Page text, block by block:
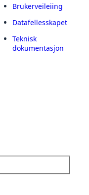
Brukerveileiing
Datafellesskapet
Teknisk
dokumentasjon